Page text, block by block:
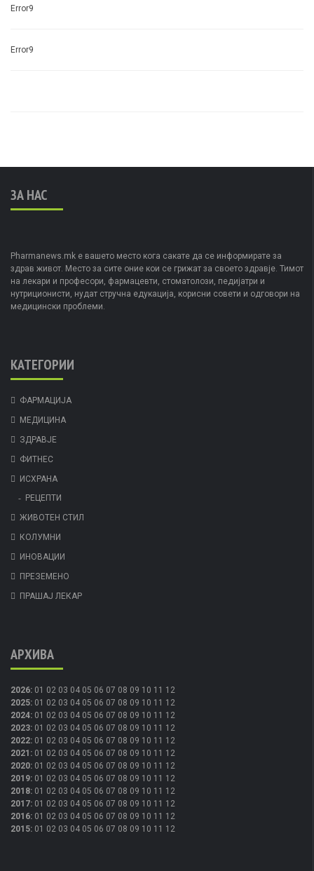
Error9
Error9
ЗА НАС
Pharmanews.mk е вашето место кога сакате да се информирате за
здрав живот. Место за сите оние кои се грижат за своето здравје. Тимот
на лекари и професори, фармацевти, стоматолози, педијатри и
нутриционисти, нудат стручна едукација, корисни совети и одговори на
медицински проблеми.
КАТЕГОРИИ
ФАРМАЦИЈА
МЕДИЦИНА
ЗДРАВЈЕ
ФИТНЕС
ИСХРАНА
РЕЦЕПТИ
ЖИВОТЕН СТИЛ
КОЛУМНИ
ИНОВАЦИИ
ПРЕЗЕМЕНО
ПРАШАЈ ЛЕКАР
АРХИВА
2026: 01 02 03 04 05 06 07 08 09 10 11 12
2025: 01 02 03 04 05 06 07 08 09 10 11 12
2024: 01 02 03 04 05 06 07 08 09 10 11 12
2023: 01 02 03 04 05 06 07 08 09 10 11 12
2022: 01 02 03 04 05 06 07 08 09 10 11 12
2021 : 01 02 03 04 05 06 07 08 09 10 11 12
2020: 01 02 03 04 05 06 07 08 09 10 11 12
2019: 01 02 03 04 05 06 07 08 09 10 11 12
2018: 01 02 03 04 05 06 07 08 09 10 11 12
2017: 01 02 03 04 05 06 07 08 09 10 11 12
2016: 01 02 03 04 05 06 07 08 09 10 11 12
2015: 01 02 03 04 05 06 07 08 09 10 11 12